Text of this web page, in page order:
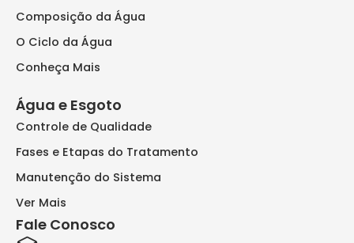
Composição da Água
O Ciclo da Água
Conheça Mais
Água e Esgoto
Controle de Qualidade
Fases e Etapas do Tratamento
Manutenção do Sistema
Ver Mais
Fale Conosco